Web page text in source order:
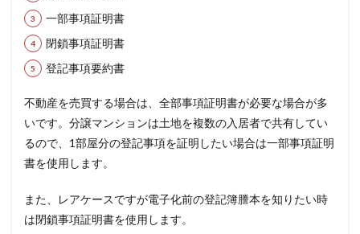
一部事項証明書
閉鎖事項証明書
登記事項要約書
不動産を売買する場合は、全部事項証明書が必要な場合が多
いです。分譲マンションは土地を複数の入居者で共有してい
るので、1部屋分の登記事項を証明したい場合は一部事項証明
書を使用します。
また、レアケースですが電子化前の登記簿謄本を知りたい時
は閉鎖事項証明書を使用します。